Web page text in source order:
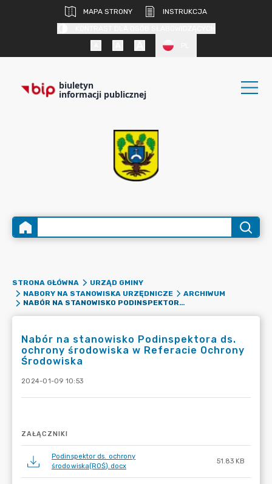
MAPA STRONY
INSTRUKCJA
biuletyn
informacji publicznej
STRONA GŁÓWNA
URZĄD GMINY
NABORY NA STANOWISKA URZĘDNICZE
ARCHIWUM
NABÓR NA STANOWISKO PODINSPEKTORA DS. OCHRONY ŚRODOWISKA W REFERACIE OCHRONY ŚRODOWISKA
Nabór na stanowisko Podinspektora ds.
ochrony środowiska w Referacie Ochrony
Środowiska
2024-01-09 10:53
ZAŁĄCZNIKI
Podinspektor ds. ochrony
środowiska(ROŚ).docx
51.83 KB